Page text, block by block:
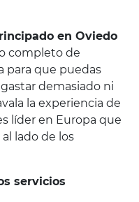
en Oviedo
completo de
para que puedas
demasiado ni
la experiencia de
líder en Europa que
lado de los
servicios